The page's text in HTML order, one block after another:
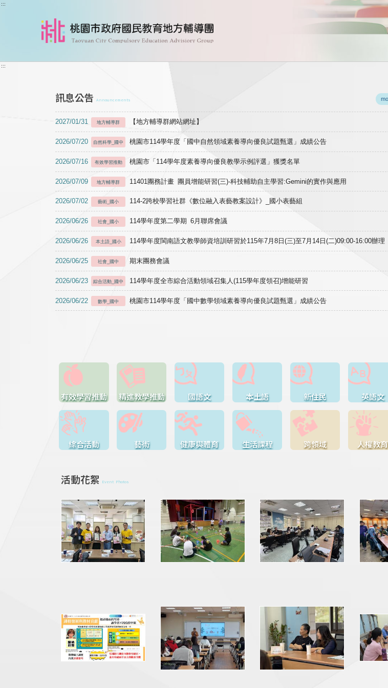
跳到主要內容
:::
:::
訊息公告 Announcements
2027/01/31 地方輔導群 【地方輔導群網站網址】
2026/07/20 自然科學_國中 桃園市114學年度「國中自然領域素養導向優良試題甄選」成績公告
2026/07/16 有效學習推動 桃園市「114學年度素養導向優良教學示例評選」獲獎名單
2026/07/09 地方輔導群 11401團務計畫 團員增能研習(三)-科技輔助自主學習:Gemini的實作與應用
2026/07/02 藝術_國小 114-2跨校學習社群《數位融入表藝教案設計》_國小表藝組
2026/06/26 社會_國小 114學年度第二學期 6月聯席會議
2026/06/26 本土語_國小 114學年度閩南語文教學師資培訓研習於115年7月8日(三)至7月14日(二)09:00-16:00辦理
2026/06/25 社會_國中 期末團務會議
2026/06/23 綜合活動_國中 114學年度全市綜合活動領域召集人(115學年度領召)增能研習
2026/06/22 數學_國中 桃園市114學年度「國中數學領域素養導向優良試題甄選」成績公告
有效學習推動 精進教學推動 國語文 本土語 新住民 英語文
綜合活動 藝術 健康與體育 生活課程 跨領域 人權教育
活動花絮 Event Photos